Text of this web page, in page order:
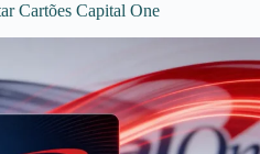
Cartões Capital One